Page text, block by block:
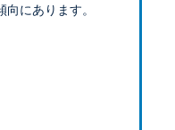
にあります。